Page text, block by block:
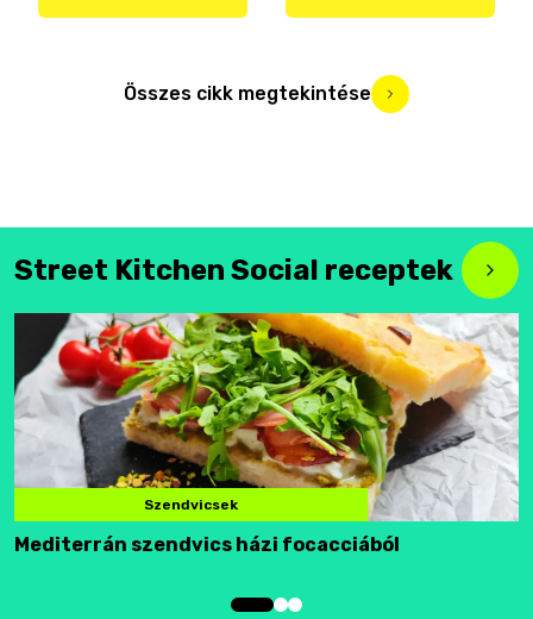
Összes cikk megtekintése
Street Kitchen Social receptek
Szendvicsek
Mediterrán szendvics házi focacciából